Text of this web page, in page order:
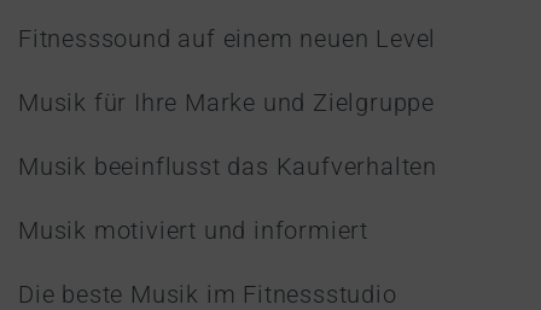
Fitnesssound auf einem neuen Level
Musik für Ihre Marke und Zielgruppe
Musik beeinflusst das Kaufverhalten
Musik motiviert und informiert
Die beste Musik im Fitnessstudio